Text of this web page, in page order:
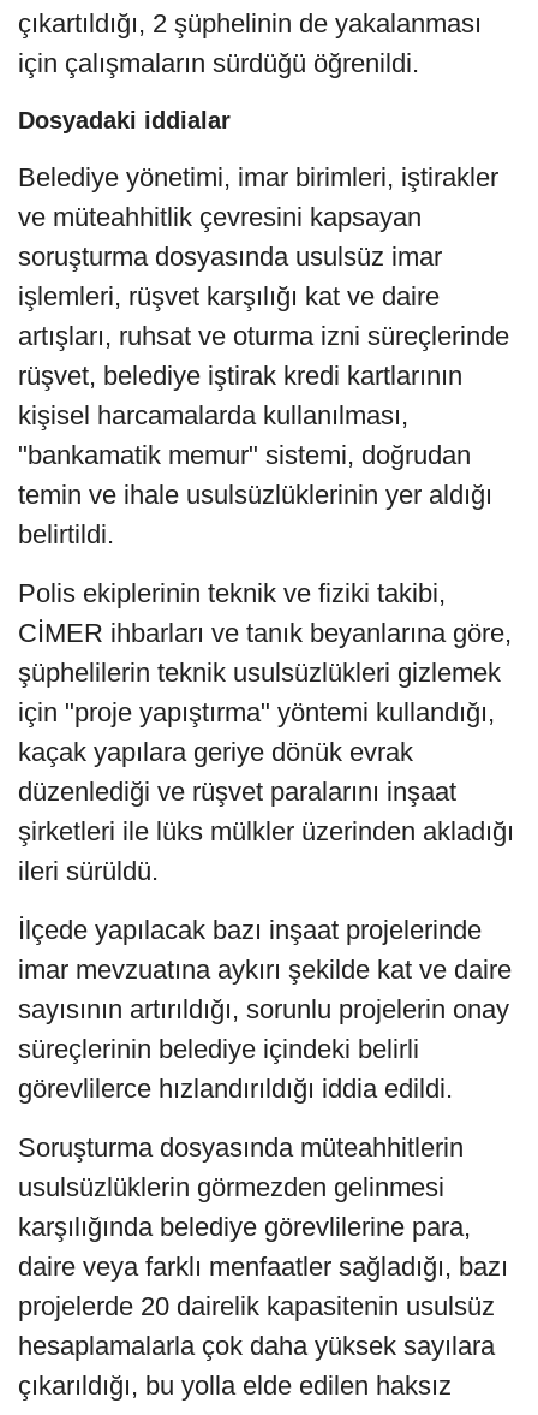
çıkartıldığı, 2 şüphelinin de yakalanması
için çalışmaların sürdüğü öğrenildi.
Dosyadaki iddialar
Belediye yönetimi, imar birimleri, iştirakler
ve müteahhitlik çevresini kapsayan
soruşturma dosyasında usulsüz imar
işlemleri, rüşvet karşılığı kat ve daire
artışları, ruhsat ve oturma izni süreçlerinde
rüşvet, belediye iştirak kredi kartlarının
kişisel harcamalarda kullanılması,
"bankamatik memur" sistemi, doğrudan
temin ve ihale usulsüzlüklerinin yer aldığı
belirtildi.
Polis ekiplerinin teknik ve fiziki takibi,
CİMER ihbarları ve tanık beyanlarına göre,
şüphelilerin teknik usulsüzlükleri gizlemek
için "proje yapıştırma" yöntemi kullandığı,
kaçak yapılara geriye dönük evrak
düzenlediği ve rüşvet paralarını inşaat
şirketleri ile lüks mülkler üzerinden akladığı
ileri sürüldü.
İlçede yapılacak bazı inşaat projelerinde
imar mevzuatına aykırı şekilde kat ve daire
sayısının artırıldığı, sorunlu projelerin onay
süreçlerinin belediye içindeki belirli
görevlilerce hızlandırıldığı iddia edildi.
Soruşturma dosyasında müteahhitlerin
usulsüzlüklerin görmezden gelinmesi
karşılığında belediye görevlilerine para,
daire veya farklı menfaatler sağladığı, bazı
projelerde 20 dairelik kapasitenin usulsüz
hesaplamalarla çok daha yüksek sayılara
çıkarıldığı, bu yolla elde edilen haksız